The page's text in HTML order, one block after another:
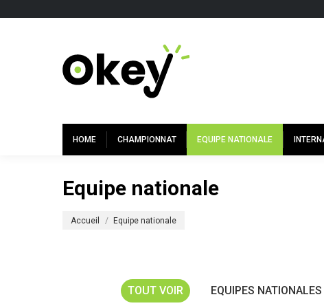
HOME CHAMPIONNAT EQUIPE NATIONALE
Equipe nationale
Accueil Equipe nationale
TOUT VOIR EQUIPES NATIONALES